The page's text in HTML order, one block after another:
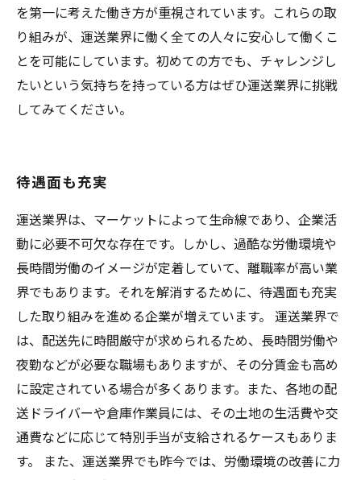
を第一に考えた働き方が重視されています。これらの取
り組みが、運送業界に働く全ての人々に安心して働くこ
とを可能にしています。初めての方でも、チャレンジし
たいという気持ちを持っている方はぜひ運送業界に挑戦
してみてください。
待遇面も充実
運送業界は、マーケットによって生命線であり、企業活
動に必要不可欠な存在です。しかし、過酷な労働環境や
長時間労働のイメージが定着していて、離職率が高い業
界でもあります。それを解消するために、待遇面も充実
した取り組みを進める企業が増えています。 運送業界で
は、配送先に時間厳守が求められるため、長時間労働や
夜勤などが必要な職場もありますが、その分賃金も高め
に設定されている場合が多くあります。また、各地の配
送ドライバーや倉庫作業員には、その土地の生活費や交
通費などに応じて特別手当が支給されるケースもありま
す。 また、運送業界でも昨今では、労働環境の改善に力